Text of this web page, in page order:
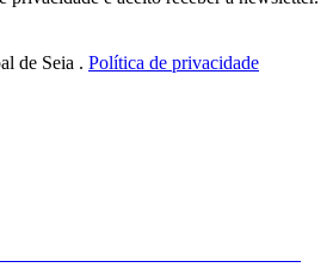
de Seia . Política de privacidade